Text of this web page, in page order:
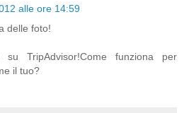
alle ore 14:59
delle foto!
TripAdvisor!Come funziona per
il tuo?